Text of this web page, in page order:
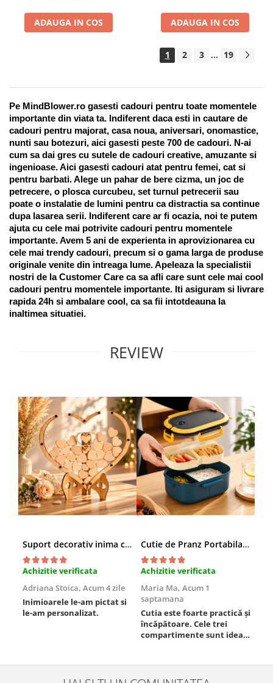
ADAUGA IN COS ADAUGA IN COS
1 2 3 ... 19
Pe MindBlower.ro gasesti cadouri pentru toate momentele
importante din viata ta. Indiferent daca esti in cautare de
cadouri pentru majorat, casa noua, aniversari, onomastice,
nunti sau botezuri, aici gasesti peste 700 de cadouri. N-ai
cum sa dai gres cu sutele de cadouri creative, amuzante si
ingenioase. Aici gasesti cadouri atat pentru femei, cat si
pentru barbati. Alege un pahar de bere cizma, un joc de
petrecere, o plosca curcubeu, set turnul petrecerii sau
poate o instalatie de lumini pentru ca distractia sa continue
dupa lasarea serii. Indiferent care ar fi ocazia, noi te putem
ajuta cu cele mai potrivite cadouri pentru momentele
importante. Avem 5 ani de experienta in aprovizionarea cu
cele mai trendy cadouri, precum si o gama larga de produse
originale venite din intreaga lume. Apeleaza la specialistii
nostri de la Customer Care ca sa afli care sunt cele mai cool
cadouri pentru momentele importante. Iti asiguram si livrare
rapida 24h si ambalare cool, ca sa fii intotdeauna la
inaltimea situatiei.
REVIEW
Suport decorativ inima cu mesaje, Cadou cu suflet
Achizitie verificata
Adriana Stoica, Acum 4 zile
Inimioarele le-am pictat si
le-am personalizat.
Cutie de Pranz Portabila cu Compartimente
Achizitie verificata
Maria Ma, Acum 1
saptamana
Cutia este foarte practică și
încăpătoare. Cele trei
compartimente sunt ideale
este sigură, fără scurgeri. O
folosesc aproape zilnic la